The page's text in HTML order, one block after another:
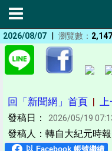
2026/08/07 | 瀏覽數：
回「新聞網」首頁 | 上
發稿日： 2026/05/19
發稿人：轉自大紀元時